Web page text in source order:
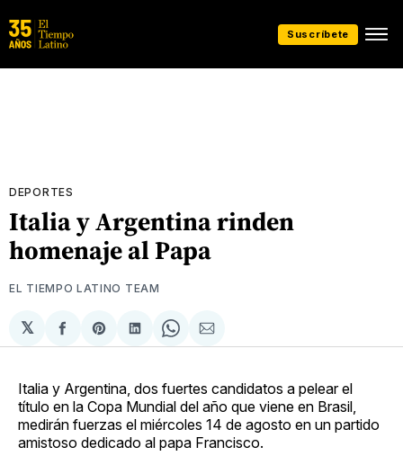
Suscríbete
DEPORTES
Italia y Argentina rinden
homenaje al Papa
EL TIEMPO LATINO TEAM
𝕏
Compartir
en
Share
on
Compartir
en
Share
on
Compartir
via
Italia y Argentina, dos fuertes candidatos a pelear el
título en la Copa Mundial del año que viene en Brasil,
medirán fuerzas el miércoles 14 de agosto en un partido
amistoso dedicado al papa Francisco.